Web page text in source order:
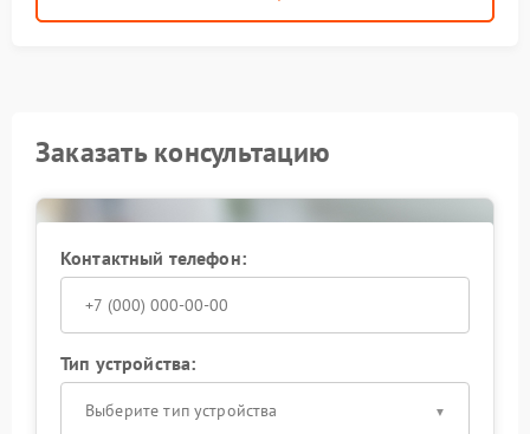
Заказать консультацию
Контактный телефон:
Тип устройства:
Выберите тип устройства